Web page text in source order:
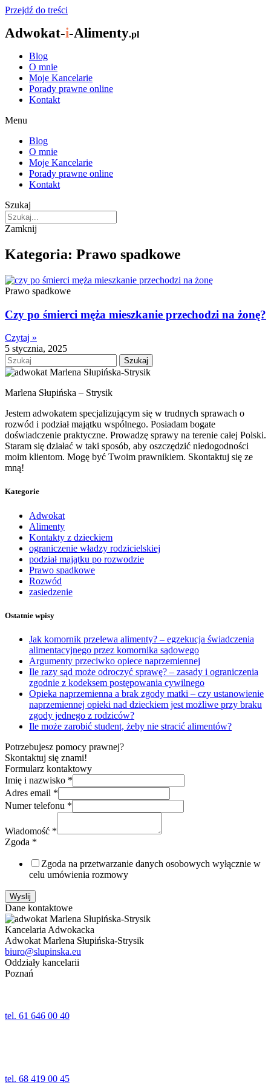
Przejdź do treści
Adwokat-i-Alimenty.pl
Blog
O mnie
Moje Kancelarie
Porady prawne online
Kontakt
Menu
Blog
O mnie
Moje Kancelarie
Porady prawne online
Kontakt
Szukaj
Zamknij
Kategoria: Prawo spadkowe
Prawo spadkowe
Czy po śmierci męża mieszkanie przechodzi na żonę?
Czytaj »
5 stycznia, 2025
Szukaj
Marlena Słupińska – Strysik
Jestem adwokatem specjalizującym się w trudnych sprawach o
rozwód i podział majątku wspólnego. Posiadam bogate
doświadczenie praktyczne. Prowadzę sprawy na terenie całej Polski.
Staram się działać w taki sposób, aby oszczędzić niedogodności
moim klientom. Mogę być Twoim prawnikiem. Skontaktuj się ze
mną!
Kategorie
Adwokat
Alimenty
Kontakty z dzieckiem
ograniczenie władzy rodzicielskiej
podział majątku po rozwodzie
Prawo spadkowe
Rozwód
zasiedzenie
Ostatnie wpisy
Jak komornik przelewa alimenty? – egzekucja świadczenia
alimentacyjnego przez komornika sądowego
Argumenty przeciwko opiece naprzemiennej
Ile razy sąd może odroczyć sprawę? – zasady i ograniczenia
zgodnie z kodeksem postępowania cywilnego
Opieka naprzemienna a brak zgody matki – czy ustanowienie
naprzemiennej opieki nad dzieckiem jest możliwe przy braku
zgody jednego z rodziców?
Ile może zarobić student, żeby nie stracić alimentów?
Potrzebujesz pomocy prawnej?
Skontaktuj się znami!
Formularz kontaktowy
Imię i nazwisko *
Adres email *
Numer telefonu *
Wiadomość *
Zgoda *
Zgoda na przetwarzanie danych osobowych wyłącznie w
celu umówienia rozmowy
Wyslij
Dane kontaktowe
Kancelaria Adwokacka
Adwokat Marlena Słupińska-Strysik
biuro@slupinska.eu
Oddziały kancelarii
Poznań
tel. 61 646 00 40
tel. 68 419 00 45